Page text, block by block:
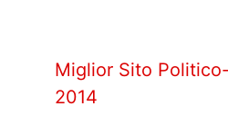
Miglior Sito
2014